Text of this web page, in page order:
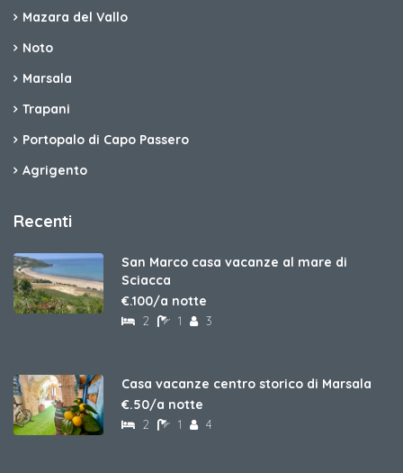
Mazara del Vallo
Noto
Marsala
Trapani
Portopalo di Capo Passero
Agrigento
Recenti
San Marco casa vacanze al mare di
Sciacca
€.100/a notte
2 1 3
Casa vacanze centro storico di Marsala
€.50/a notte
2 1 4